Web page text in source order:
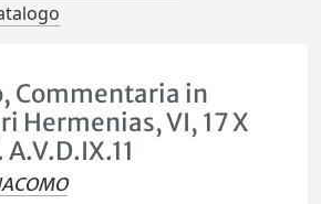
Commentaria in
Hermenias, VI, 17 X